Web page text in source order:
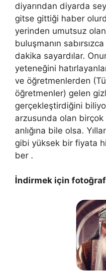
diyarından diyarda
gitse gittiği haber
yerinden umutsuz
buluşmanın
dakika sayardılar.
yeteneğini
ve öğretmenlerden
öğretmenler) gelen
gerçekleştirdiğini
arzusunda olan
anlığına bile olsa.
gibi yüksek bir fiyata
ber .
İndirmek için